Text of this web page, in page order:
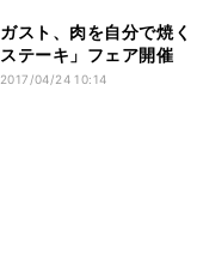
ガスト、肉を自分で焼く
ステーキ」フェア開催
2017/04/24 10:14